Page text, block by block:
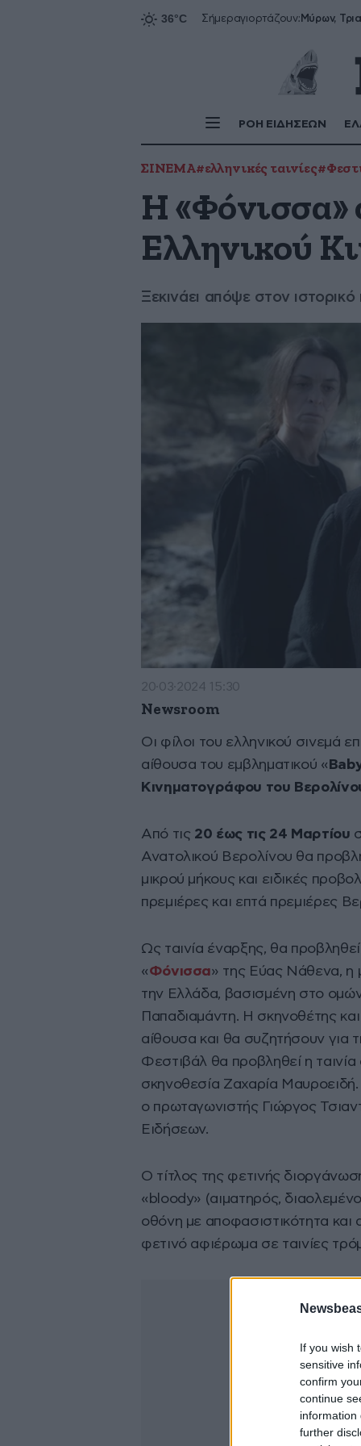
If you wish
sensitive
confirm
continue
information
further
Σήμεραγιορτάζουν:
ΡΟΗ ΕΙΔΗΣΕΩΝ
ΣΙΝΕΜΑ#ελληνικές ταινίες
Η «Φόνισσα»
Ελληνικού
Ξεκινάει απόψε στον
20·03·2024 15:30
Newsroom
Οι φίλοι του ελληνικού σινεμά
αίθουσα του εμβληματικού «
Κινηματογράφου του
Από τις 20 έως τις 24 Μαρτίου
Ανατολικού Βερολίνου θα
μικρού μήκους και ειδικές
πρεμιέρες και επτά πρεμιέρες
Ως ταινία έναρξης, θα
«Φόνισσα» της Εύας Νάθενα, η
την Ελλάδα, βασισμένη στο
Παπαδιαμάντη. Η σκηνοθέτης
αίθουσα και θα συζητήσουν για
Φεστιβάλ θα προβληθεί η ταινία
σκηνοθεσία Ζαχαρία
ο πρωταγωνιστής Γιώργος
Ειδήσεων.
Ο τίτλος της φετινής
«bloody» (αιματηρός,
οθόνη με αποφασιστικότητα και
φετινό αφιέρωμα σε ταινίες